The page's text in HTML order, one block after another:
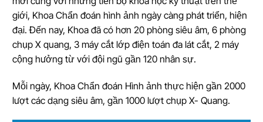
giới, Khoa Chẩn đoán hình ảnh ngày càng phát triển, hiện
đại. Đến nay, Khoa đã có hơn 20 phòng siêu âm, 6 phòng
chụp X quang, 3 máy cắt lớp điện toán đa lát cắt, 2 máy
cộng hưởng từ với đội ngũ gần 120 nhân sự.
Mỗi ngày, Khoa Chẩn đoán Hình ảnh thực hiện gần 2000
lượt các dạng siêu âm, gần 1000 lượt chụp X- Quang.